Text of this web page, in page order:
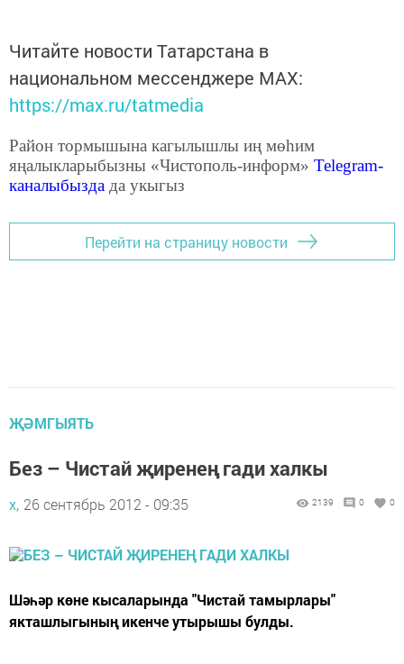
Читайте новости Татарстана в
национальном мессенджере MАХ:
https://max.ru/tatmedia
Район тормышына кагылышлы иң мөһим
яңалыкларыбызны «Чистополь-информ» Telegram-
каналыбызда да укыгыз
Перейти на страницу новости
ҖӘМГЫЯТЬ
Без – Чистай җиренең гади халкы
х, 26 сентябрь 2012 - 09:35 2139 0 0
Шәһәр көне кысаларында "Чистай тамырлары"
якташлыгының икенче утырышы булды.